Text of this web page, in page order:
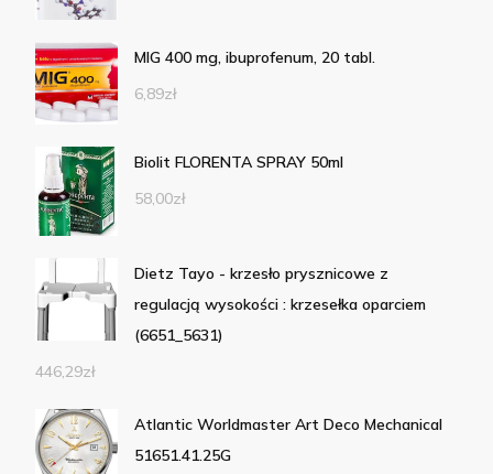
MIG 400 mg, ibuprofenum, 20 tabl.
6,89zł
Biolit FLORENTA SPRAY 50ml
58,00zł
Dietz Tayo - krzesło prysznicowe z
regulacją wysokości : krzesełka oparciem
(6651_5631)
446,29zł
Atlantic Worldmaster Art Deco Mechanical
51651.41.25G